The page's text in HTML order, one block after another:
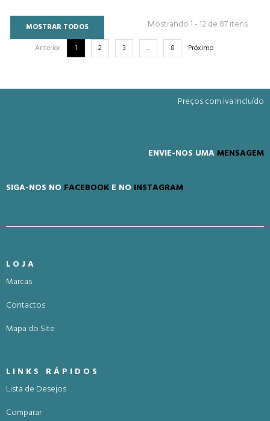
MOSTRAR TODOS Mostrando 1 - 12 de 87 itens
Anterior 1 2 3 ... 8 Próximo
Preços com Iva Incluído
ENVIE-NOS UMAMENSAGEM
SIGA-NOS NO FACEBOOK E NO INSTAGRAM
LOJA
Marcas
Contactos
Mapa do Site
LINKS RÁPIDOS
Lista de Desejos
Comparar